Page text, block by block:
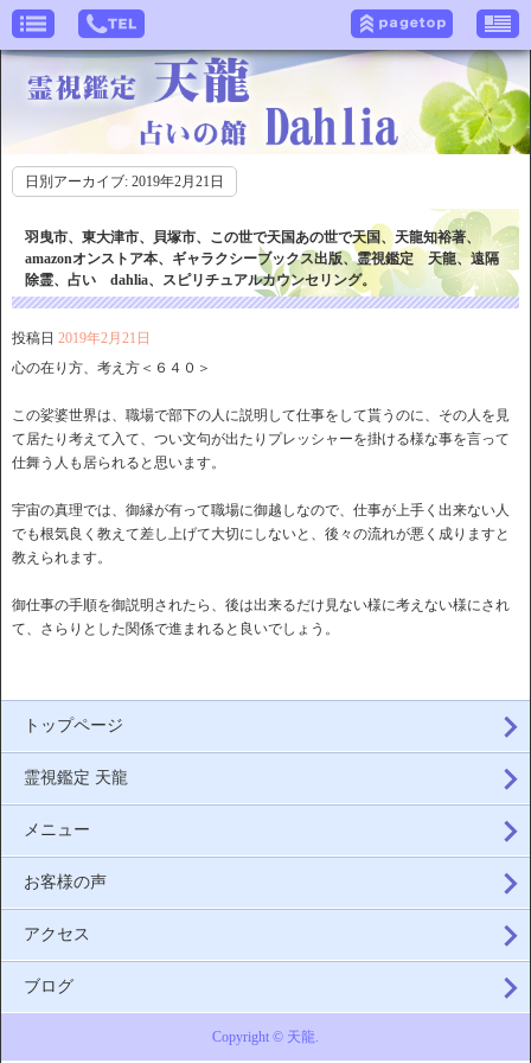
日別アーカイブ: 2019年2月21日
羽曳市、東大津市、貝塚市、この世で天国あの世で天国、天龍知裕著、
amazonオンストア本、ギャラクシーブックス出版、霊視鑑定 天龍、遠隔
除霊、占い dahlia、スピリチュアルカウンセリング。
投稿日 2019年2月21日
心の在り方、考え方＜６４０＞
この娑婆世界は、職場で部下の人に説明して仕事をして貰うのに、その人を見
て居たり考えて入て、つい文句が出たりプレッシャーを掛ける様な事を言って
仕舞う人も居られると思います。
宇宙の真理では、御縁が有って職場に御越しなので、仕事が上手く出来ない人
でも根気良く教えて差し上げて大切にしないと、後々の流れが悪く成りますと
教えられます。
御仕事の手順を御説明されたら、後は出来るだけ見ない様に考えない様にされ
て、さらりとした関係で進まれると良いでしょう。
トップページ
霊視鑑定 天龍
メニュー
お客様の声
アクセス
ブログ
Copyright © 天龍.